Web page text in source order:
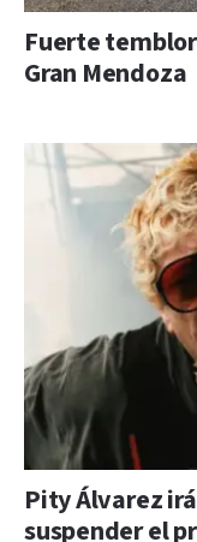
Fuerte
Gran Mendoza
Pity Álvarez
suspender el